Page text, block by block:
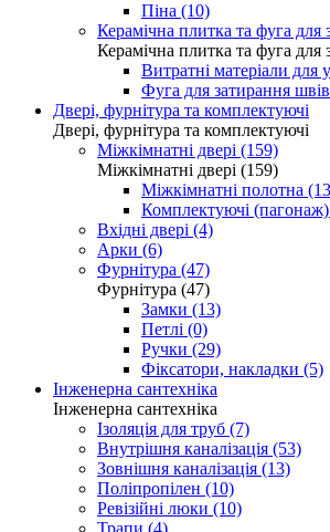
Піна (10)
Керамічна плитка та фуга для
Керамічна плитка та фуга для
Витратні матеріали для
Фуга для затирання
Двері, фурнітура та комплектуючі
Двері, фурнітура та комплектуючі
Міжкімнатні двері (159)
Міжкімнатні двері (159)
Міжкімнатні полотна
Комплектуючі
Вхідні двері (4)
Арки (6)
Фурнітура (47)
Фурнітура (47)
Замки (13)
Петлі (0)
Ручки (29)
Фіксатори, накладки (5)
Інженерна сантехніка
Інженерна сантехніка
Ізоляція для труб (7)
Внутрішня каналізація (53)
Зовнішня каналізація (13)
Поліпропілен (10)
Ревізійні люки (10)
Трапи (4)